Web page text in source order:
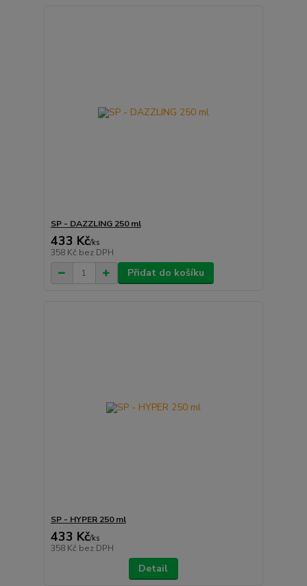
SP - DAZZLING 250 ml
433 Kč/ks
358 Kč bez DPH
Přidat do košíku
SP - HYPER 250 ml
433 Kč/ks
358 Kč bez DPH
Detail